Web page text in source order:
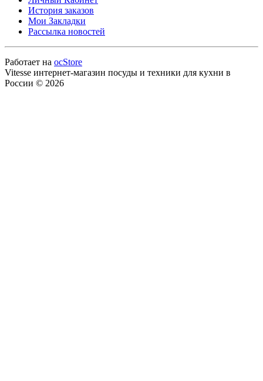
История заказов
Мои Закладки
Рассылка новостей
Работает на ocStore
Vitesse интернет-магазин посуды и техники для кухни в
России © 2026